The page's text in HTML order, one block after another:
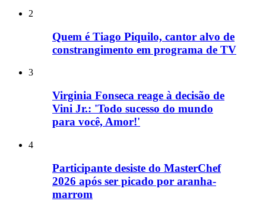
2
Quem é Tiago Piquilo, cantor alvo de
constrangimento em programa de TV
3
Virginia Fonseca reage à decisão de
Vini Jr.: 'Todo sucesso do mundo
para você, Amor!'
4
Participante desiste do MasterChef
2026 após ser picado por aranha-
marrom